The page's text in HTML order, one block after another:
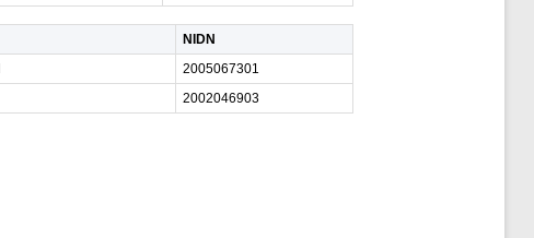
NIDN
2005067301
2002046903